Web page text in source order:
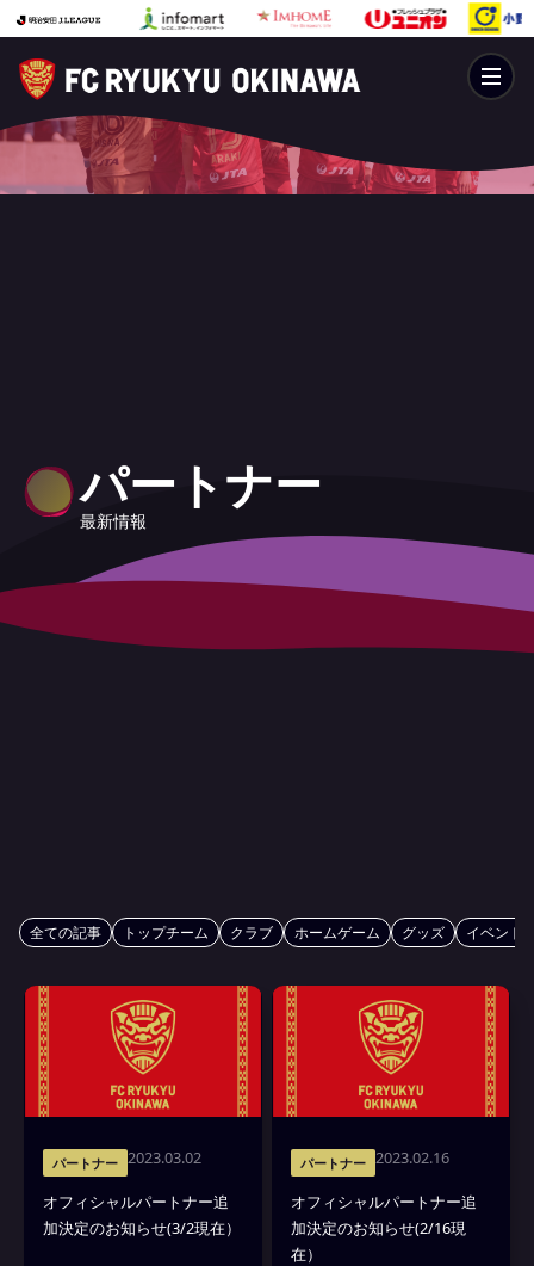
パートナー
最新情報
全ての記事 トップチーム クラブ ホームゲーム グッズ イベント
パートナー 2023.03.02
オフィシャルパートナー追
加決定のお知らせ(3/2現在）
パートナー 2023.02.16
オフィシャルパートナー追
加決定のお知らせ(2/16現
在）